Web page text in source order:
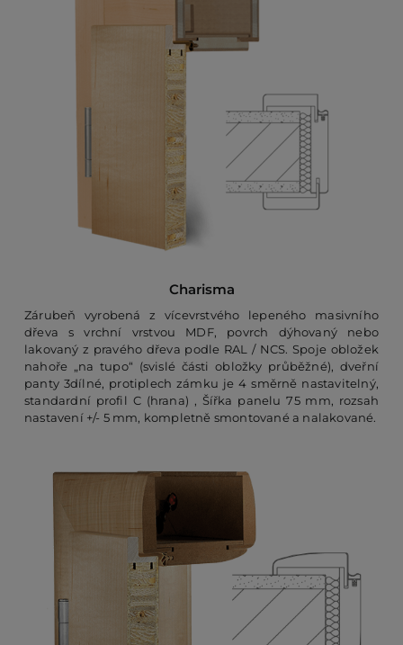
Charisma
Zárubeň vyrobená z vícevrstvého lepeného masivního
dřeva s vrchní vrstvou MDF, povrch dýhovaný nebo
lakovaný z pravého dřeva podle RAL / NCS. Spoje obložek
nahoře „na tupo“ (svislé části obložky průběžné), dveřní
panty 3dílné, protiplech zámku je 4 směrně nastavitelný,
standardní profil C (hrana) , Šířka panelu 75 mm, rozsah
nastavení +/- 5 mm, kompletně smontované a nalakované.